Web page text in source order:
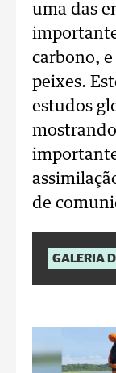
uma das
carbono,
peixes.
estudos
de
GALERIA